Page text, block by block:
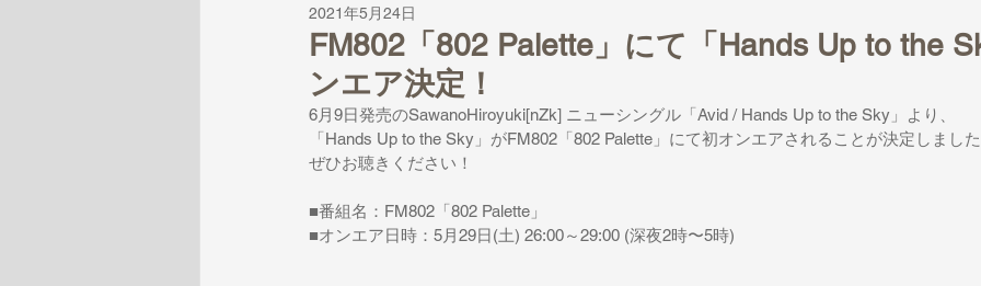
FM802「802 Palette」にて「Hands Up to the
ンエア決定！
2021年5月24日
6月9日発売のSawanoHiroyuki[nZk] ニューシングル「Avid / Hands Up to the Sky」より、
「Hands Up to the Sky」がFM802「802 Palette」にて初オンエアされることが決定しまし
ぜひお聴きください！
■番組名：FM802「802 Palette」
■オンエア日時：5月29日(土) 26:00～29:00 (深夜2時〜5時)